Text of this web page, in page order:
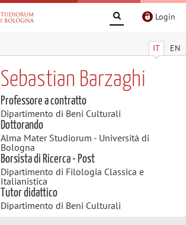
Login
IT EN
Sebastian Barzaghi
Professore a contratto
Dipartimento di Beni Culturali
Dottorando
Alma Mater Studiorum - Università di
Bologna
Borsista di Ricerca - Post
Dipartimento di Filologia Classica e
Italianistica
Tutor didattico
Dipartimento di Beni Culturali